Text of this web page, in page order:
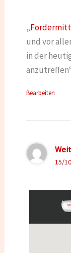
„
und vor
in der
Bearbeiten
15/